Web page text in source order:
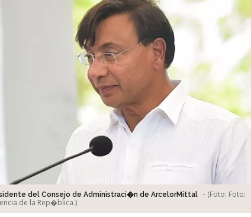
del Consejo de Administraci�n de ArcelorMittal - (Foto: Foto:
de la Rep�blica.)